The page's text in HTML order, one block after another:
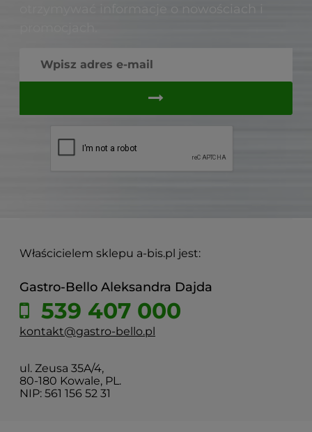
otrzymywać informacje o nowościach i
Właścicielem sklepu a-bis.pl jest:
Gastro-Bello Aleksandra Dajda
539 407 000
kontakt@gastro-bello.pl
ul. Zeusa 35A/4,
80-180 Kowale, PL.
NIP: 561 156 52 31